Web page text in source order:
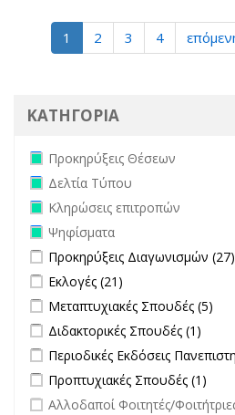
1 2 3 4
ΚΑΤΗΓΟΡΙΑ
Remove Προκηρύξεις Θέσεων
Προκηρύξεις Θέσεων
Remove Δελτία Τύπου filter
Δελτία Τύπου
Remove Κληρώσεις
Κληρώσεις επιτροπών
Remove Ψηφίσματα filter
Ψηφίσματα
Apply Προκηρύξεις
Προκηρύξεις Διαγωνισμών (27)
Apply Εκλογές filter
Εκλογές (21)
Apply Μεταπτυχιακές
Μεταπτυχιακές Σπουδές (5)
Apply Διδακτορικές Σπουδές
Διδακτορικές Σπουδές (1)
Apply Περιοδικές Εκδόσεις
Περιοδικές Εκδόσεις
Apply Προπτυχιακές Σπουδές
Προπτυχιακές Σπουδές (1)
undefined
Αλλοδαποί Φοιτητές/